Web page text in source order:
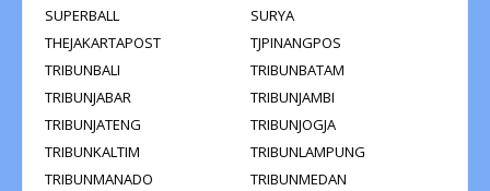
SUPERBALL
SURYA
THEJAKARTAPOST
TJPINANGPOS
TRIBUNBALI
TRIBUNBATAM
TRIBUNJABAR
TRIBUNJAMBI
TRIBUNJATENG
TRIBUNJOGJA
TRIBUNKALTIM
TRIBUNLAMPUNG
TRIBUNMANADO
TRIBUNMEDAN